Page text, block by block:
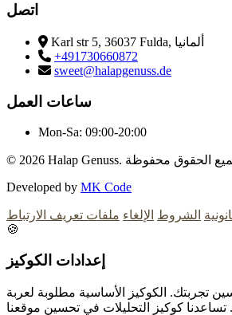
اتصل
Karl str 5, 36037 Fulda, ألمانيا
+491730660872
sweet@halapgenuss.de
ساعات العمل
Mon-Sa: 09:00-20:00
© 2026
Developed by MK Code
الشروط الإلغاء ملفات تعريف الارتباط
🍪
إعدادات الكوكيز
تجربتك. الكوكيز الأساسية مطلوبة لعربة